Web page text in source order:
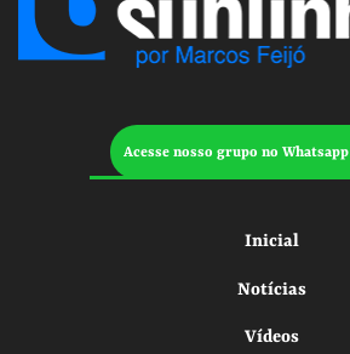
Acesse nosso grupo no Whatsapp
Inicial
Notícias
Vídeos